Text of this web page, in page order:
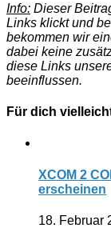
Info: Dieser
Links klickt und
bekommen wir
dabei keine
diese Links
beeinflussen.
Für dich
XCOM 2
erscheinen
18. Februar